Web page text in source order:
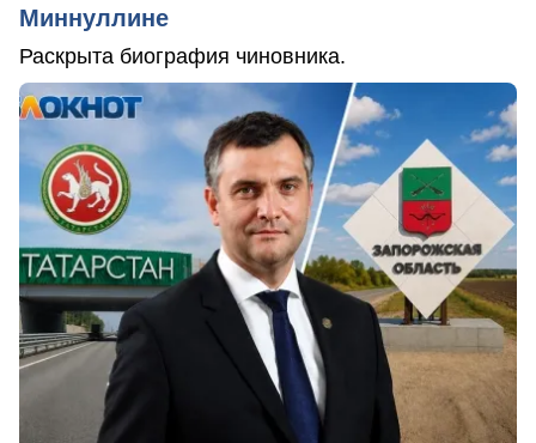
Миннуллине
Раскрыта биография чиновника.